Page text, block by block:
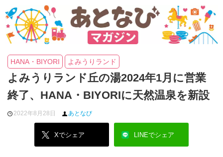
HANA・BIYORI よみうりランド
よみうりランド丘の湯2024年1月に営業
終了、HANA・BIYORIに天然温泉を新設
2022年8月28日 あとなび
Xでシェア LINEでシェア